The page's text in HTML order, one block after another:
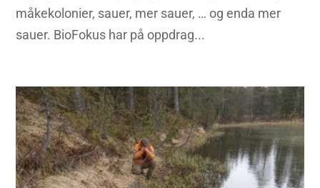
måkekolonier, sauer, mer sauer, … og enda mer
sauer. BioFokus har på oppdrag...